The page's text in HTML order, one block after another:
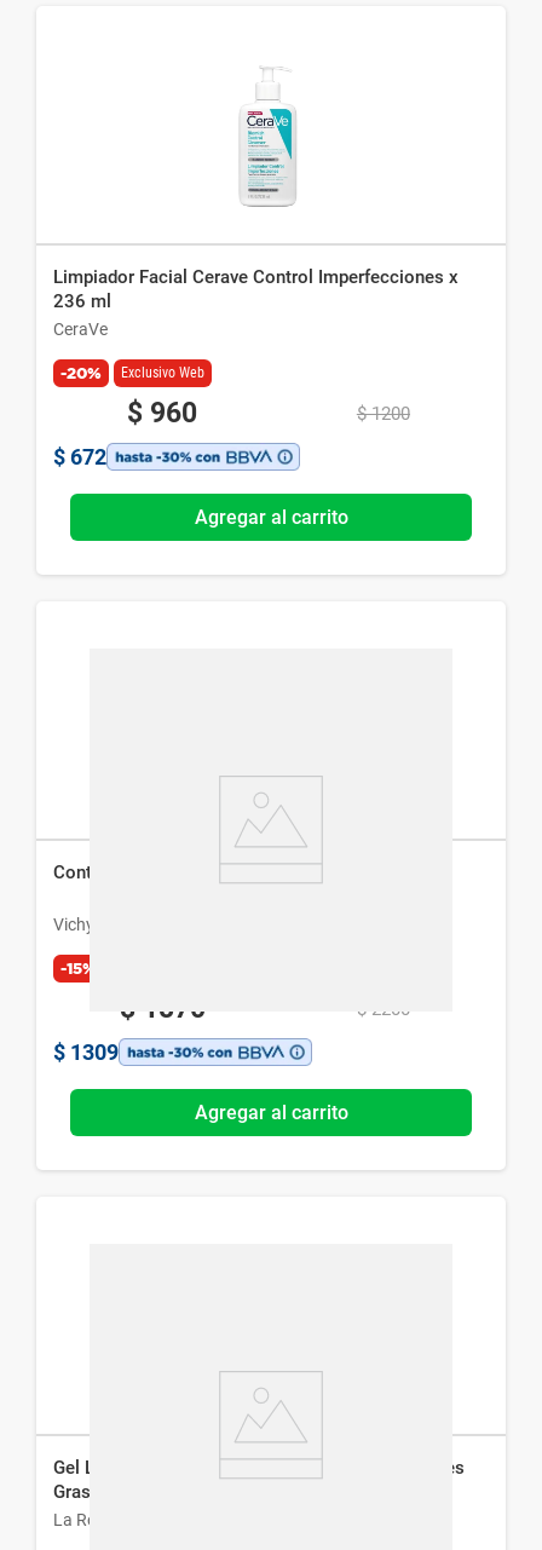
Limpiador Facial Cerave Control Imperfecciones x
236 ml
CeraVe
-20% Exclusivo Web
$ 960 $ 1200
$ 672
Agregar al carrito
Contorno de Ojos Vichy Mineral 89 x 15 ml
Vichy
-15%
$ 1870 $ 2200
$ 1309
Agregar al carrito
Gel Limpiador La Roche-Posay Effaclar para Pieles
Grasas x 400 ml
La Roche-Posay